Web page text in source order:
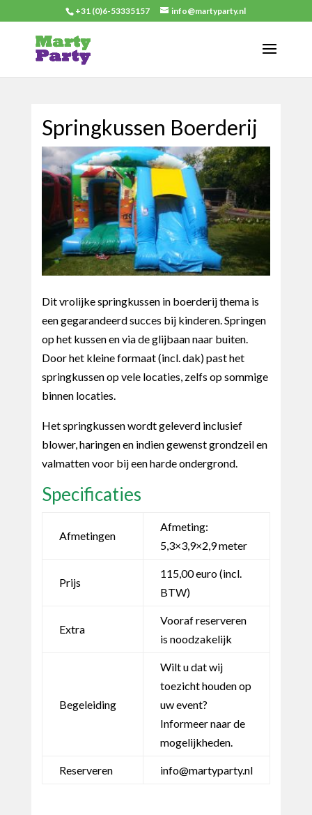
+31 (0)6-53335157 info@martyparty.nl
Springkussen Boerderij
Dit vrolijke springkussen in boerderij thema is
een gegarandeerd succes bij kinderen. Springen
op het kussen en via de glijbaan naar buiten.
Door het kleine formaat (incl. dak) past het
springkussen op vele locaties, zelfs op sommige
binnen locaties.
Het springkussen wordt geleverd inclusief
blower, haringen en indien gewenst grondzeil en
valmatten voor bij een harde ondergrond.
Specificaties
Afmetingen
Afmeting:
5,3×3,9×2,9 meter
Prijs
115,00 euro (incl.
BTW)
Extra
Vooraf reserveren
is noodzakelijk
Begeleiding
Wilt u dat wij
toezicht houden op
uw event?
Informeer naar de
mogelijkheden.
Reserveren info@martyparty.nl